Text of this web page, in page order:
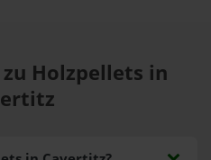
Holzpellets in